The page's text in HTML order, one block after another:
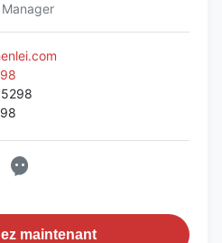
Manager
maintenant